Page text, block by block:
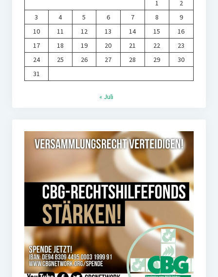
1
2
3
4 5 6 7 8
9
10
11 12 13 14 15
16
17
18 19 20 21 22
23
24
25 26 27 28 29
30
31
« Juli